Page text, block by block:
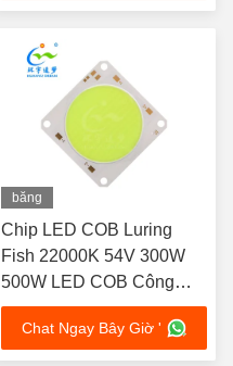
băng
hình
Chip LED COB Luring
Fish 22000K 54V 300W
500W LED COB Công
suất cao
Chat Ngay Bây Giờ '